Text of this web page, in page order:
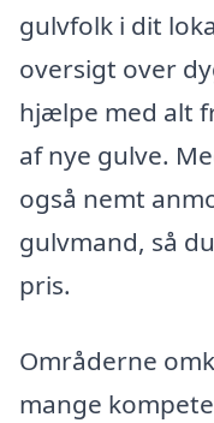
gulvfolk i dit
oversigt over
hjælpe med alt
af nye gulve.
også nemt
gulvmand, så
pris.
Områderne
mange